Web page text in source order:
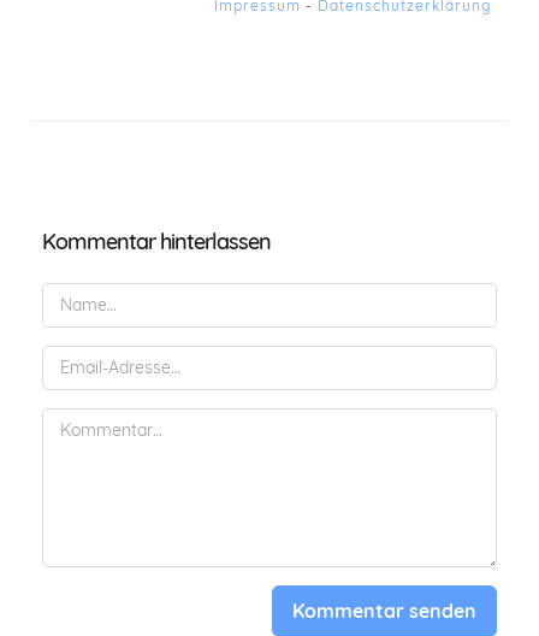
Impressum - Datenschutzerklärung
Kommentar hinterlassen
Kommentar senden